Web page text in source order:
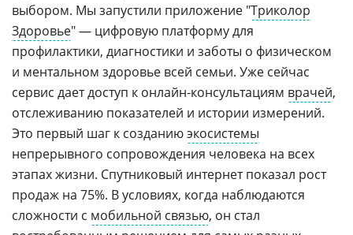
выбором. Мы запустили приложение "Триколор
Здоровье" — цифровую платформу для
профилактики, диагностики и заботы о физическом
и ментальном здоровье всей семьи. Уже сейчас
сервис дает доступ к онлайн-консультациям врачей,
отслеживанию показателей и истории измерений.
Это первый шаг к созданиюэкосистемы
непрерывного сопровождения человека на всех
этапах жизни. Спутниковый интернет показал рост
продаж на 75%. В условиях, когда наблюдаются
сложности с мобильной связью, он стал